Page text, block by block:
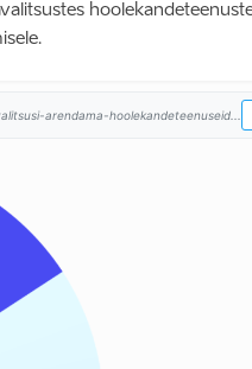
arendama-hoolekandeteenuseid...